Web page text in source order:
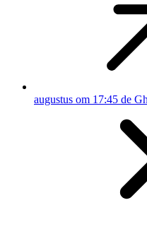
augustus om 17:45 de